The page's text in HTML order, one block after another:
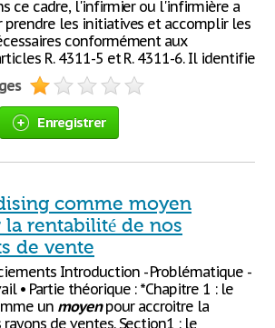
ce cadre, l'infirmier ou l'infirmière a
prendre les initiatives et accomplir les
conformément aux
R. 4311-5 et R. 4311-6. Il identifie
Enregistrer
comme moyen
rentabilité de nos
de vente
Introduction - Problématique -
• Partie théorique : *Chapitre 1 : le
un moyenpour accroitre la
de ventes. Section1 : le